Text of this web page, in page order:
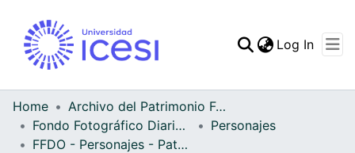
Statistics
Log In
Home
Archivo del Patrimonio Fotográfico y Fílmico del Valle del Cauca
Fondo Fotográfico Diario Occidente
Personajes
FFDO - Personajes - Patrimonial